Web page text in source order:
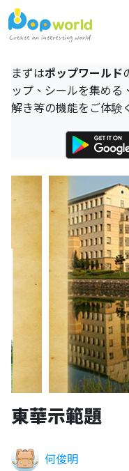
まずはポップワールド
ップ、シールを集める
解き等の機能をご体験
東華示範題
何俊明